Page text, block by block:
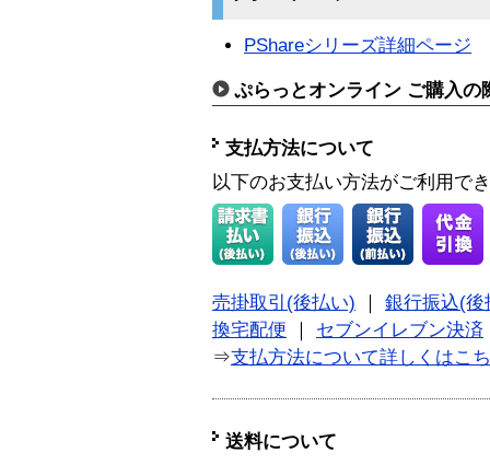
PShareシリーズ詳細ページ
ぷらっとオンライン ご購入の
支払方法について
以下のお支払い方法がご利用で
売掛取引(後払い)
銀行振込(後
換宅配便
セブンイレブン決済
⇒支払方法について詳しくはこ
送料について